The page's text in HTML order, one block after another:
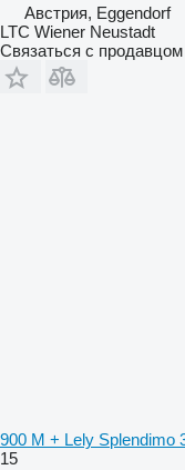
Австрия, Eggendorf
LTC Wiener Neustadt
Связаться с продавцом
900 M + Lely Splendimo
15